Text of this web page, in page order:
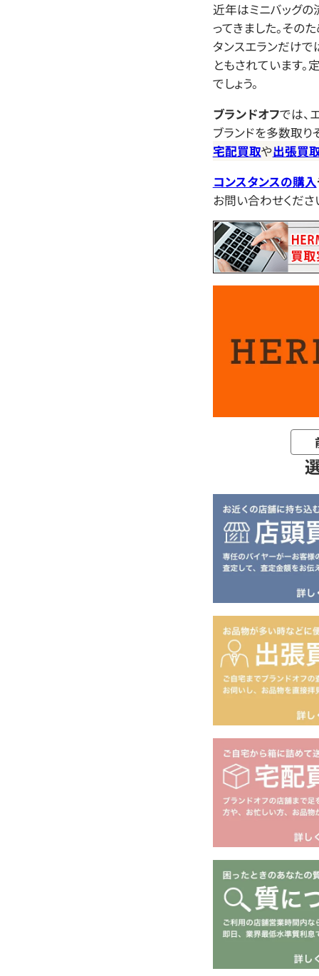
近年はミニバッグの
ってきました。その
タンスエランだけで
ともされています
でしょう。
ブランドオフでは、
ブランドを多数取り
宅配買取や出張買
コンスタンスの購入
お問い合わせくださ